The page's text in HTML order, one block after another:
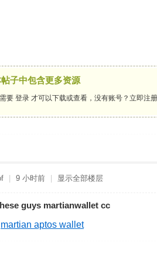
子中包含更多资源
要 登录 才可以下载或查看，没有账号？ 立即注册
9 小时前 显示全部楼层
guys martianwallet cc
martian aptos wallet